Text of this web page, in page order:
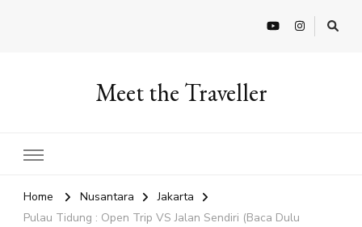
Meet the Traveller
Home Nusantara
Jakarta
Pulau Tidung : Open Trip VS Jalan Sendiri (Baca Dulu